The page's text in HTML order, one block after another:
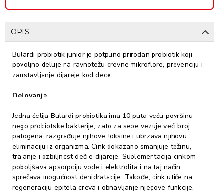
OPIS
Bulardi probiotik junior je potpuno prirodan probiotik koji
povoljno deluje na ravnotežu crevne mikroflore, prevenciju i
zaustavljanje dijareje kod dece.
Delovanje
Jedna ćelija Bulardi probiotika ima 10 puta veću površinu
nego probiotske bakterije, zato za sebe vezuje veći broj
patogena, razgrađuje njihove toksine i ubrzava njihovu
eliminaciju iz organizma. Cink dokazano smanjuje težinu,
trajanje i ozbiljnost dečije dijareje. Suplementacija cinkom
poboljšava apsorpciju vode i elektrolita i na taj način
sprečava mogućnost dehidratacije. Takođe, cink utiče na
regeneraciju epitela creva i obnavljanje njegove funkcije.